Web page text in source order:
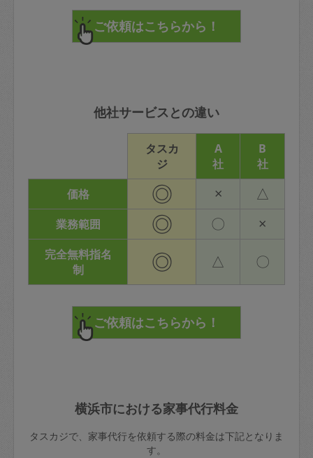
他社サービスとの違い
タスカ
ジ
A
社
B
社
価格
◎ × △
業務範囲 ◎ 〇 ×
完全無料指名
制
◎ △ 〇
横浜市における家事代行料金
タスカジで、家事代行を依頼する際の料金は下記となりま
す。